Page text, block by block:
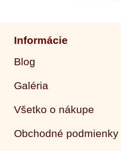
Informácie
Blog
Galéria
Všetko o nákupe
Obchodné podmienky